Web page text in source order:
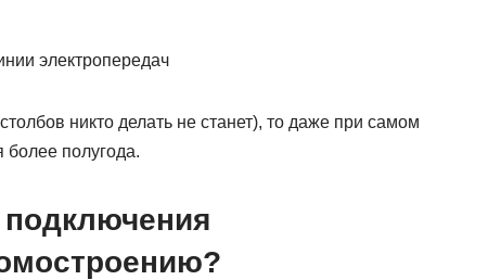
электропередач
никто делать не станет), то даже при самом
более полугода.
подключения